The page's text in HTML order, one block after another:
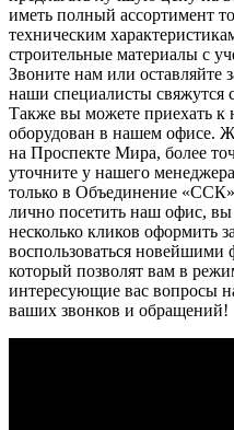
иметь полный ассортимент
техническим
строительные материалы с
Звоните нам или оставляйте
наши специалисты свяжутся
Также вы можете приехать
оборудован в нашем офисе.
на Проспекте Мира, более
уточните у нашего
только в Объединение
лично посетить наш офис, вы
несколько кликов оформить
воспользоваться
который позволят вам в
интересующие вас вопросы
ваших звонков и обращений!